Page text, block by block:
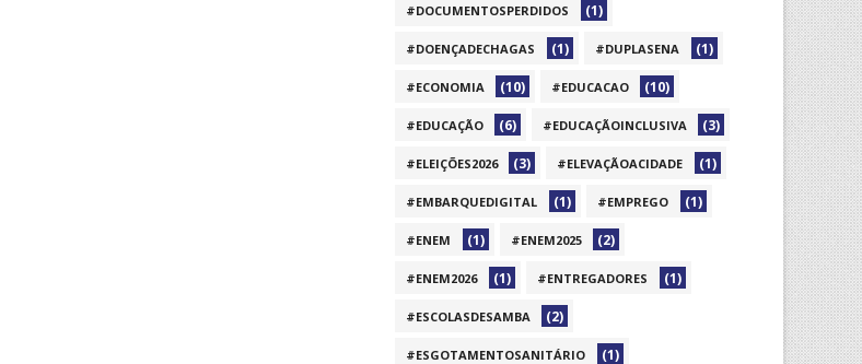
#DOCUMENTOSPERDIDOS (1)
#DOENÇADECHAGAS (1) #DUPLASENA (1)
#ECONOMIA (10) #EDUCACAO (10)
#EDUCAÇÃO (6) #EDUCAÇÃOINCLUSIVA (3)
#ELEIÇÕES2026 (3) #ELEVAÇÃOACIDADE (1)
#EMBARQUEDIGITAL (1) #EMPREGO (1)
#ENEM (1) #ENEM2025 (2)
#ENEM2026 (1) #ENTREGADORES (1)
#ESCOLASDESAMBA (2)
#ESGOTAMENTOSANITÁRIO (1)